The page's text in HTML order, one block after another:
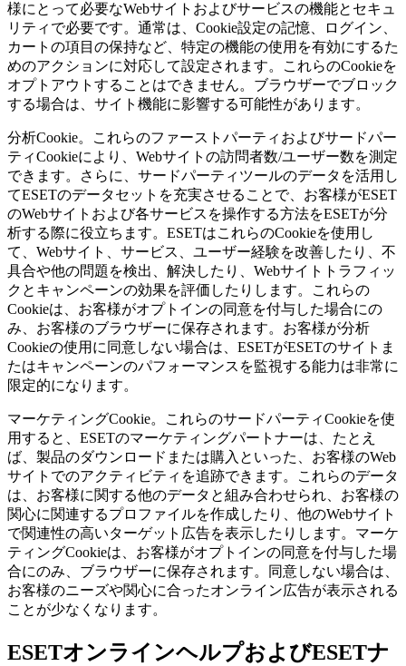
様にとって必要なWebサイトおよびサービスの機能とセキュ
リティで必要です。通常は、Cookie設定の記憶、ログイン、
カートの項目の保持など、特定の機能の使用を有効にするた
めのアクションに対応して設定されます。これらのCookieを
オプトアウトすることはできません。ブラウザーでブロック
する場合は、サイト機能に影響する可能性があります。
分析Cookie。
これらのファーストパーティおよびサードパー
ティCookieにより、Webサイトの訪問者数/ユーザー数を測定
できます。さらに、サードパーティツールのデータを活用し
てESETのデータセットを充実させることで、お客様がESET
のWebサイトおよび各サービスを操作する方法をESETが分
析する際に役立ちます。ESETはこれらのCookieを使用し
て、Webサイト、サービス、ユーザー経験を改善したり、不
具合や他の問題を検出、解決したり、Webサイトトラフィッ
クとキャンペーンの効果を評価したりします。これらの
Cookieは、お客様がオプトインの同意を付与した場合にの
み、お客様のブラウザーに保存されます。お客様が分析
Cookieの使用に同意しない場合は、ESETがESETのサイトま
たはキャンペーンのパフォーマンスを監視する能力は非常に
限定的になります。
マーケティングCookie。
これらのサードパーティCookieを使
用すると、ESETのマーケティングパートナーは、たとえ
ば、製品のダウンロードまたは購入といった、お客様のWeb
サイトでのアクティビティを追跡できます。これらのデータ
は、お客様に関する他のデータと組み合わせられ、お客様の
関心に関連するプロファイルを作成したり、他のWebサイト
で関連性の高いターゲット広告を表示したりします。マーケ
ティングCookieは、お客様がオプトインの同意を付与した場
合にのみ、ブラウザーに保存されます。同意しない場合は、
お客様のニーズや関心に合ったオンライン広告が表示される
ことが少なくなります。
ESETオンラインヘルプおよびESETナ